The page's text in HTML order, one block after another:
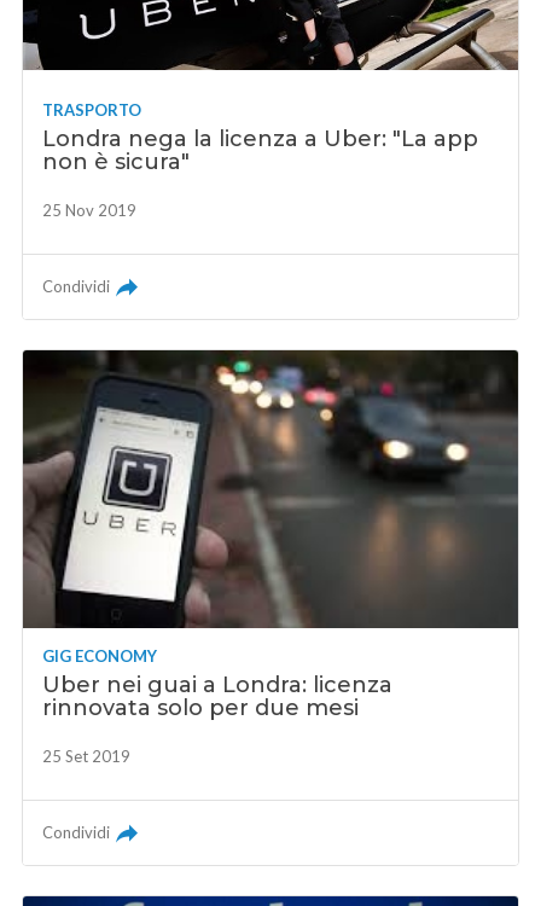
TRASPORTO
Londra nega la licenza a Uber: "La app
non è sicura"
25 Nov 2019
Condividi
GIG ECONOMY
Uber nei guai a Londra: licenza
rinnovata solo per due mesi
25 Set 2019
Condividi